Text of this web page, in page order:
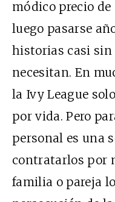
módico precio de
luego pasarse
historias casi sin
necesitan. En
la Ivy League
por vida. Pero
personal es una
contratarlos por
familia o pareja